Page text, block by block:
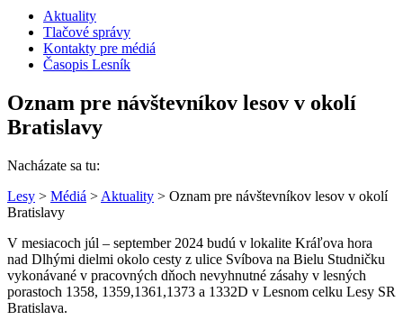
Aktuality
Tlačové správy
Kontakty pre médiá
Časopis Lesník
Oznam pre návštevníkov lesov v okolí
Bratislavy
Nacházate sa tu:
Lesy > Médiá > Aktuality > Oznam pre návštevníkov lesov v okolí
Bratislavy
V mesiacoch júl – september 2024 budú v lokalite Kráľova hora
nad Dlhými dielmi okolo cesty z ulice Svíbova na Bielu Studničku
vykonávané v pracovných dňoch nevyhnutné zásahy v lesných
porastoch 1358, 1359,1361,1373 a 1332D v Lesnom celku Lesy SR
Bratislava.